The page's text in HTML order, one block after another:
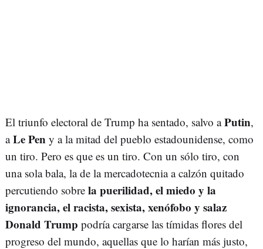
El triunfo electoral de Trump ha sentado, salvo aPutin,
aLe Pen y a la mitad del pueblo estadounidense, como
un tiro. Pero es que es un tiro. Con un sólo tiro, con
una sola bala, la de la mercadotecnia a calzón quitado
percutiendo sobre la puerilidad, el miedo y la
ignorancia, el racista, sexista, xenófobo y salaz
Donald Trump podría cargarse las tímidas flores del
progreso del mundo, aquellas que lo harían más justo,